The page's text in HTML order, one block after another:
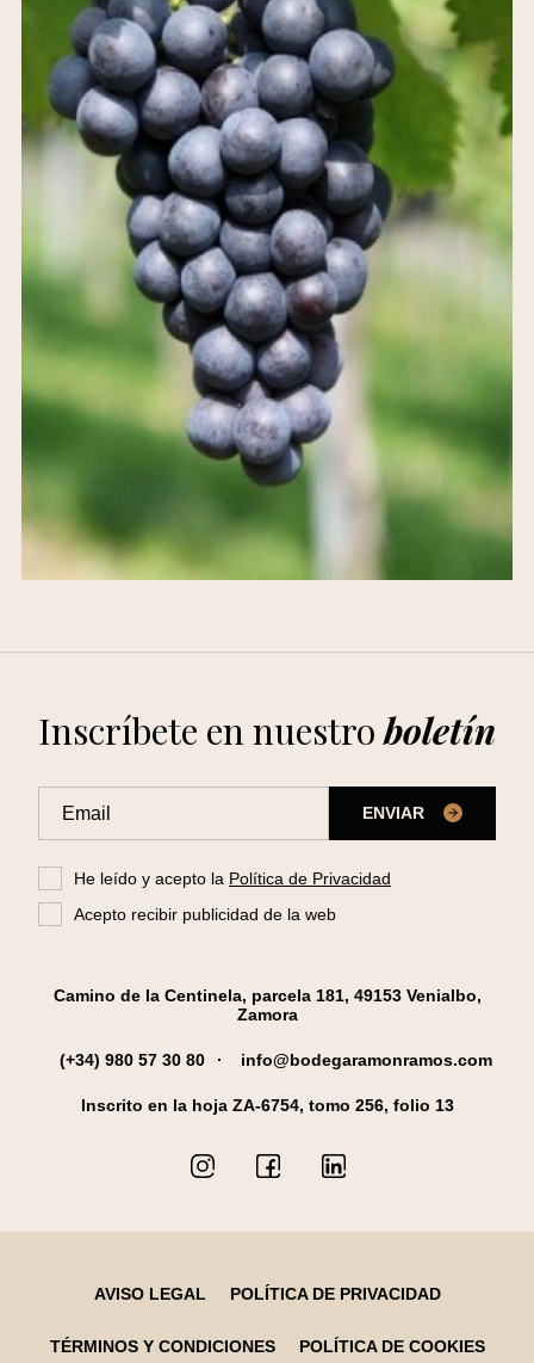
Inscríbete en nuestroboletín
ENVIAR
He leído y acepto la Política de Privacidad
Acepto recibir publicidad de la web
Camino de la Centinela, parcela 181, 49153 Venialbo,
Zamora
(+34) 980 57 30 80 info@bodegaramonramos.com
Inscrito en la hoja ZA-6754, tomo 256, folio 13
AVISO LEGAL POLÍTICA DE PRIVACIDAD
TÉRMINOS Y CONDICIONES POLÍTICA DE COOKIES